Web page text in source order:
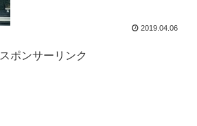
2019.04.06
スポンサーリンク